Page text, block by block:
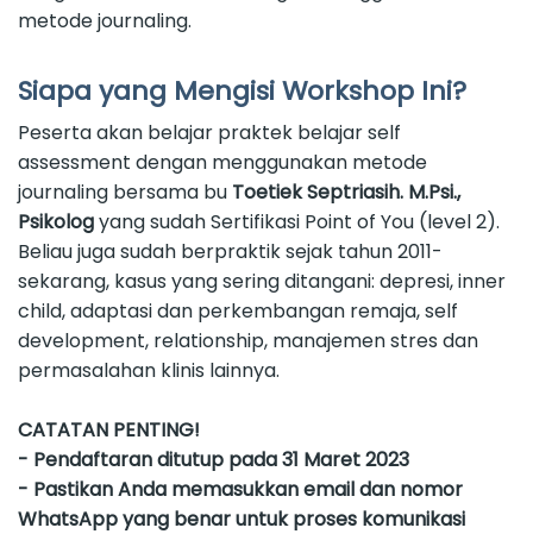
metode journaling.
Siapa yang Mengisi Workshop Ini?
Peserta akan belajar praktek belajar self
assessment dengan menggunakan metode
journaling bersama bu Toetiek Septriasih. M.Psi.,
Psikologyang sudah Sertifikasi Point of You (level 2).
Beliau juga sudah berpraktik sejak tahun 2011-
sekarang, kasus yang sering ditangani: depresi, inner
child, adaptasi dan perkembangan remaja, self
development, relationship, manajemen stres dan
permasalahan klinis lainnya.
CATATAN PENTING!
- Pendaftaran ditutup pada 31 Maret 2023
- Pastikan Anda memasukkan email dan nomor
WhatsApp yang benar untuk proses komunikasi